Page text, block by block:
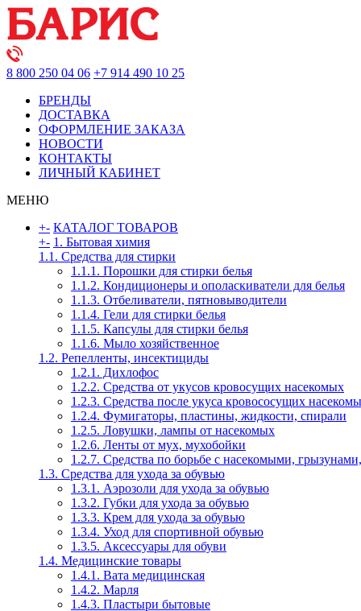
8 800 250 04 06 +7 914 490 10 25
БРЕНДЫ
ДОСТАВКА
ОФОРМЛЕНИЕ ЗАКАЗА
НОВОСТИ
КОНТАКТЫ
ЛИЧНЫЙ КАБИНЕТ
МЕНЮ
+- КАТАЛОГ ТОВАРОВ
+- 1. Бытовая химия
1.1. Средства для стирки
1.1.1. Порошки для стирки белья
1.1.2. Кондиционеры и ополаскиватели для белья
1.1.3. Отбеливатели, пятновыводители
1.1.4. Гели для стирки белья
1.1.5. Капсулы для стирки белья
1.1.6. Мыло хозяйственное
1.2. Репелленты, инсектициды
1.2.1. Дихлофос
1.2.2. Средства от укусов кровосущих насекомых
1.2.3. Средства после укуса кровососущих
1.2.4. Фумигаторы, пластины, жидкости, спирали
1.2.5. Ловушки, лампы от насекомых
1.2.6. Ленты от мух, мухобойки
1.2.7. Средства по борьбе с насекомыми, грызунами,
1.3. Средства для ухода за обувью
1.3.1. Аэрозоли для ухода за обувью
1.3.2. Губки для ухода за обувью
1.3.3. Крем для ухода за обувью
1.3.4. Уход для спортивной обувью
1.3.5. Аксессуары для обуви
1.4. Медицинские товары
1.4.1. Вата медицинская
1.4.2. Марля
1.4.3. Пластыри бытовые